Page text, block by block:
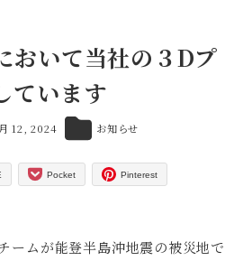
おいて当社の３Dプ
ています
12, 2024
カテゴリー
お知らせ
Pocket Pinterest
ームが能登半島沖地震の被災地で